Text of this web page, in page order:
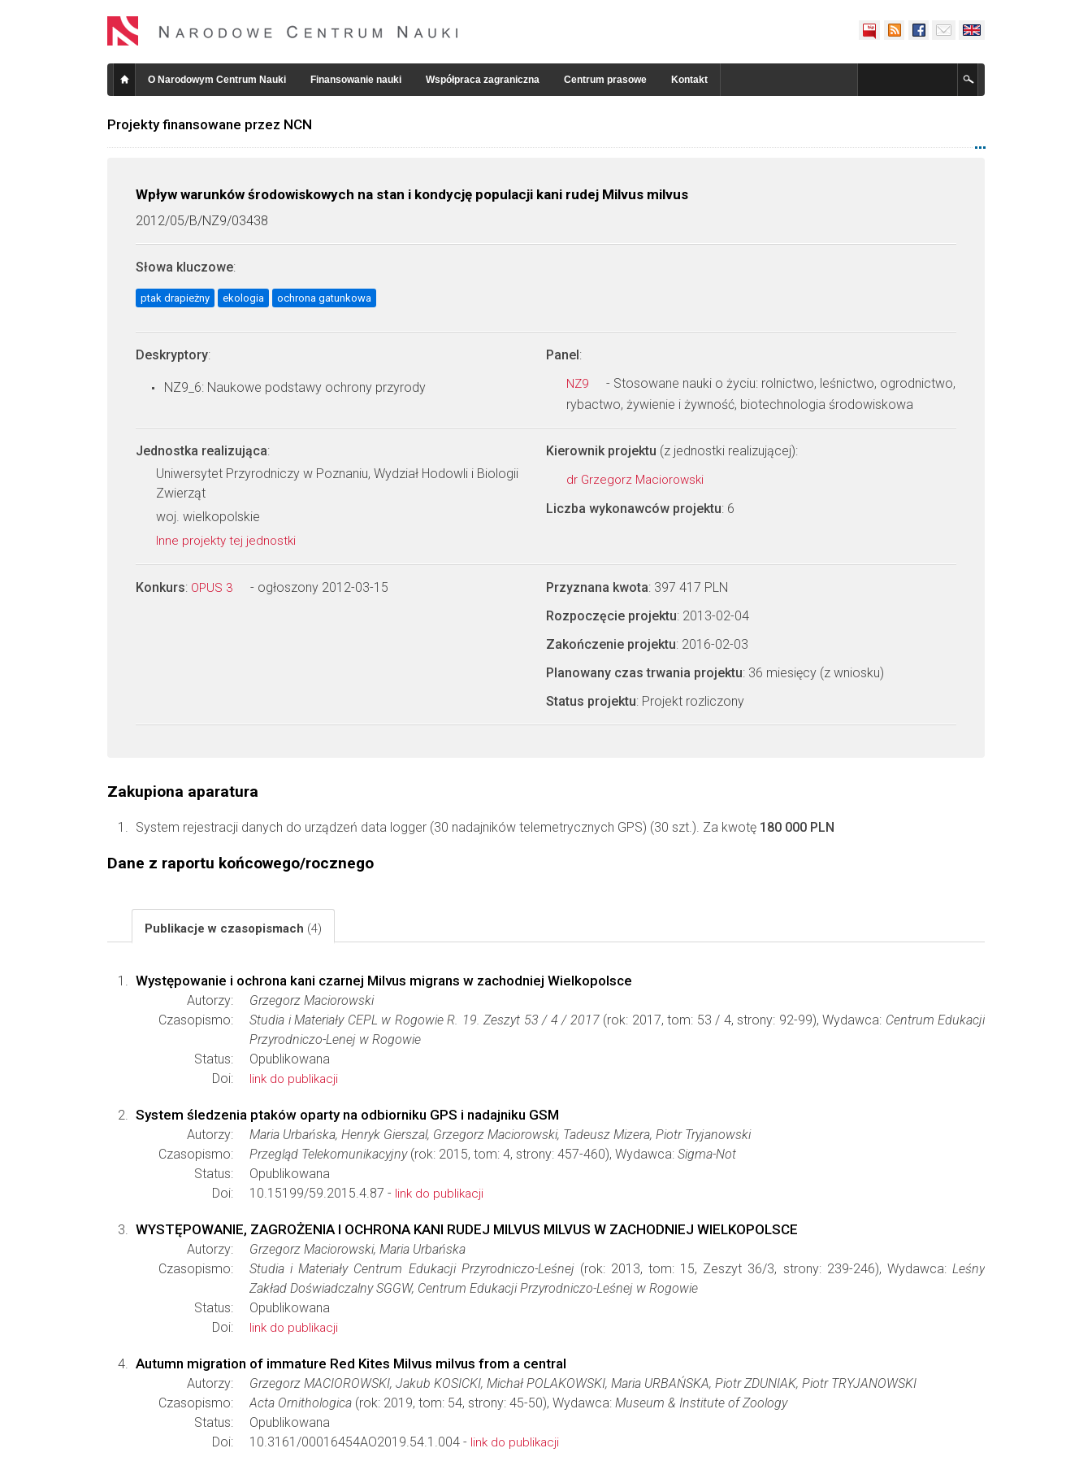
O Narodowym Centrum Nauki Finansowanie nauki Współpraca zagraniczna Centrum prasowe Kontakt
Projekty finansowane przez NCN
Wpływ warunków środowiskowych na stan i kondycję populacji kani rudej Milvus milvus
2012/05/B/NZ9/03438
Słowa kluczowe:
ptak drapieżny ekologia ochrona gatunkowa
Deskryptory:
NZ9_6: Naukowe podstawy ochrony przyrody
Panel:
NZ9
- Stosowane nauki o życiu: rolnictwo, leśnictwo, ogrodnictwo,
rybactwo, żywienie i żywność, biotechnologia środowiskowa
Jednostka realizująca:
Uniwersytet Przyrodniczy w Poznaniu, Wydział Hodowli i Biologii
Zwierząt
woj. wielkopolskie
Inne projekty tej jednostki
Kierownik projektu (z jednostki realizującej):
dr Grzegorz Maciorowski
Liczba wykonawców projektu: 6
Konkurs: OPUS 3 - ogłoszony 2012-03-15 Przyznana kwota: 397 417 PLN
Rozpoczęcie projektu: 2013-02-04
Zakończenie projektu: 2016-02-03
Planowany czas trwania projektu: 36 miesięcy (z wniosku)
Status projektu: Projekt rozliczony
Zakupiona aparatura
System rejestracji danych do urządzeń data logger (30 nadajników telemetrycznych GPS) (30 szt.). Za kwotę 180 000 PLN
Dane z raportu końcowego/rocznego
Publikacje w czasopismach (4)
Występowanie i ochrona kani czarnej Milvus migrans w zachodniej Wielkopolsce
Autorzy:
Grzegorz Maciorowski
Czasopismo:
Studia i Materiały CEPL w Rogowie R. 19. Zeszyt 53 / 4 / 2017(rok: 2017, tom: 53 / 4, strony: 92-99), Wydawca: Centrum Edukacji
Przyrodniczo-Lenej w Rogowie
Status:
Opublikowana
Doi:
link do publikacji
System śledzenia ptaków oparty na odbiorniku GPS i nadajniku GSM
Autorzy:
Maria Urbańska, Henryk Gierszal, Grzegorz Maciorowski, Tadeusz Mizera, Piotr Tryjanowski
Czasopismo:
Przegląd Telekomunikacyjny(rok: 2015, tom: 4, strony: 457-460), Wydawca: Sigma-Not
Status:
Opublikowana
Doi:
10.15199/59.2015.4.87 - link do publikacji
WYSTĘPOWANIE, ZAGROŻENIA I OCHRONA KANI RUDEJ MILVUS MILVUS W ZACHODNIEJ WIELKOPOLSCE
Autorzy:
Grzegorz Maciorowski, Maria Urbańska
Czasopismo:
Studia i Materiały Centrum Edukacji Przyrodniczo-Leśnej(rok: 2013, tom: 15, Zeszyt 36/3, strony: 239-246), Wydawca:Leśny
Zakład Doświadczalny SGGW, Centrum Edukacji Przyrodniczo-Leśnej w Rogowie
Status:
Opublikowana
Doi:
link do publikacji
Autumn migration of immature Red Kites Milvus milvus from a central
Autorzy:
Grzegorz MACIOROWSKI, Jakub KOSICKI, Michał POLAKOWSKI, Maria URBAŃSKA, Piotr ZDUNIAK, Piotr TRYJANOWSKI
Czasopismo:
Acta Ornithologica (rok: 2019, tom: 54, strony: 45-50), Wydawca: Museum & Institute of Zoology
Status:
Opublikowana
Doi:
10.3161/00016454AO2019.54.1.004 - link do publikacji